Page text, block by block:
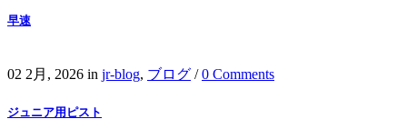
早速
02 2月, 2026 in jr-blog, ブログ /0 Comments
ジュニア用ピスト